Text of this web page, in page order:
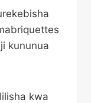
kununua
kwa